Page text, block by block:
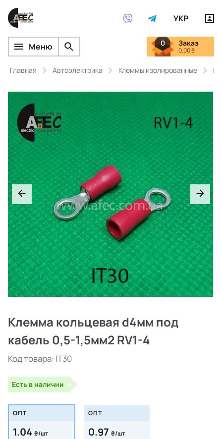
УКР
Меню 0 Заказ
0.00 ₴
Главная Автоэлектрика Клеммы изолированные
Клемма кольцевая d4мм под
кабель 0,5-1,5мм2 RV1-4
Код товара: IT30
Есть в наличии
ОПТ
1.04 ₴/шт
ОПТ
0.97 ₴/шт